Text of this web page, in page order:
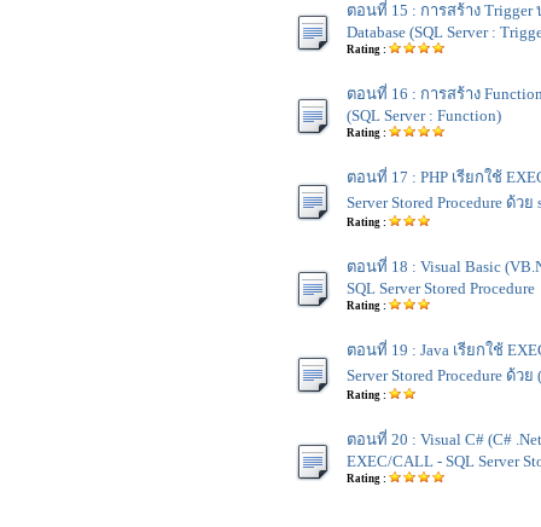
ตอนที่ 15 : การสร้าง Trigger
Database (SQL Server :
Rating :
ตอนที่ 16 : การสร้าง
(SQL Server : Function)
Rating :
ตอนที่ 17 : PHP เรียกใช้
Server Stored Procedure ด้ว
Rating :
ตอนที่ 18 : Visual Basic
SQL Server Stored Procedure
Rating :
ตอนที่ 19 : Java เรียกใช้
Server Stored Procedure ด้วย
Rating :
ตอนที่ 20 : Visual C# (C#
EXEC/CALL - SQL Server
Rating :